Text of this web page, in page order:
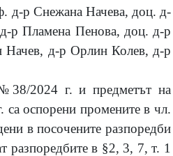
д-р Снежана Начева, доц. д-
р Пламена Пенова, доц. д-р
д-р Орлин Колев, д-р
2024 г. и предметът на
са оспорени промените в чл.
в посочените разпоредби
разпоредбите в §2, 3, 7, т. 1